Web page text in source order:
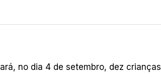
no dia 4 de setembro, dez crianças